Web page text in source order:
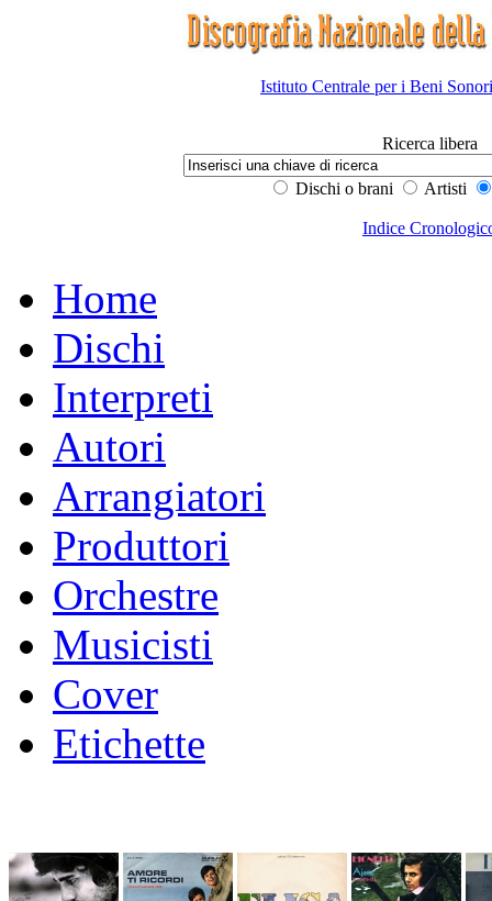
Istituto Centrale per i Beni
Ricerca libera
Dischi o brani Artisti
Indice
Home
Dischi
Interpreti
Autori
Arrangiatori
Produttori
Orchestre
Musicisti
Cover
Etichette